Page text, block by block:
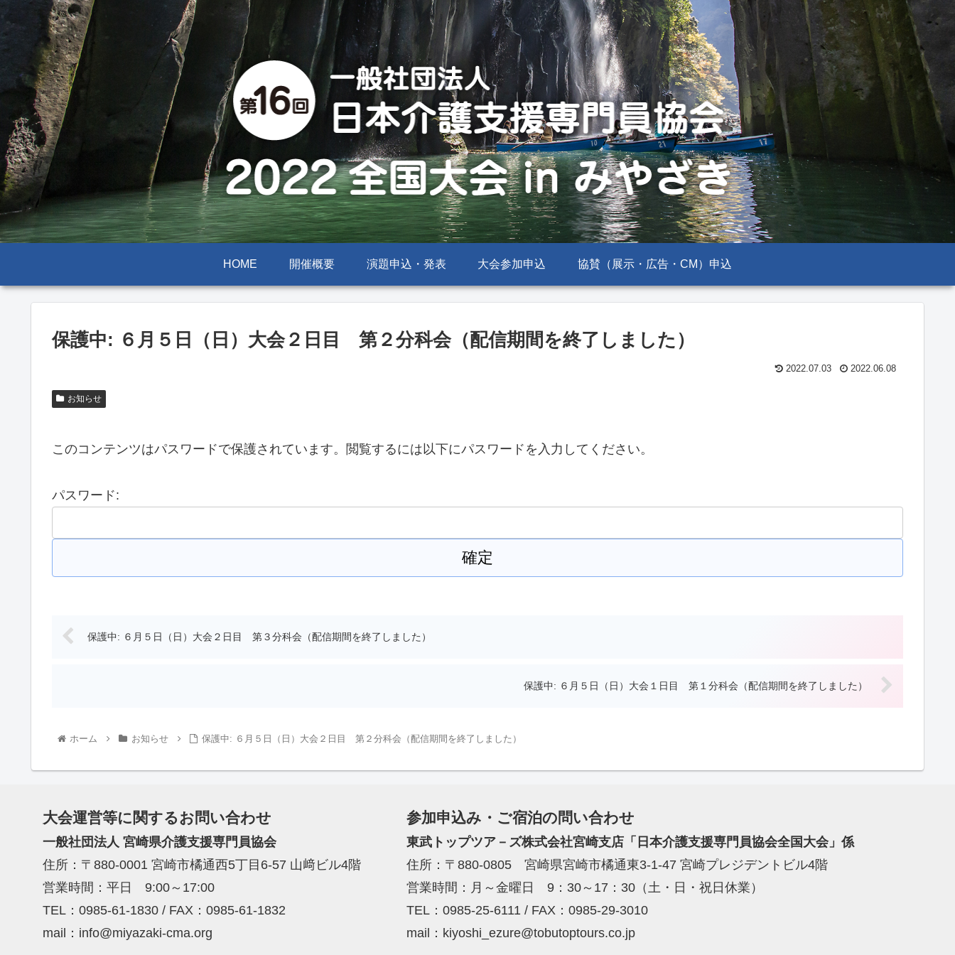
HOME 開催概要 演題申込・発表 大会参加申込 協賛（展示・広告・CM）申込
保護中: ６月５日（日）大会２日目 第２分科会（配信期間を終了しました）
2022.07.03 2022.06.08
お知らせ
このコンテンツはパスワードで保護されています。閲覧するには以下にパスワードを入力してください。
パスワード:
保護中: ６月５日（日）大会２日目 第３分科会（配信期間を終了しました）
保護中: ６月５日（日）大会１日目 第１分科会（配信期間を終了しました）
ホーム お知らせ 保護中: ６月５日（日）大会２日目 第２分科会（配信期間を終了しました）
大会運営等に関するお問い合わせ
一般社団法人 宮崎県介護支援専門員協会
住所：〒880-0001 宮崎市橘通西5丁目6-57 山﨑ビル4階
営業時間：平日 9:00～17:00
TEL：0985-61-1830 / FAX：0985-61-1832
mail：info@miyazaki-cma.org
参加申込み・ご宿泊の問い合わせ
東武トップツア－ズ株式会社宮崎支店「日本介護支援専門員協会全国大会」係
住所：〒880-0805 宮崎県宮崎市橘通東3-1-47 宮崎プレジデントビル4階
営業時間：月～金曜日 9：30～17：30（土・日・祝日休業）
TEL：0985-25-6111 / FAX：0985-29-3010
mail：kiyoshi_ezure@tobutoptours.co.jp